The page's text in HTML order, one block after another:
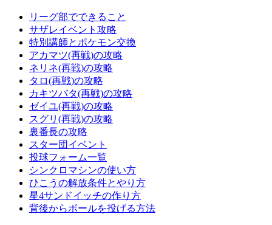
リーグ部でできること
サザレイベント攻略
特別講師とポケモン交換
アカマツ(再戦)の攻略
ネリネ(再戦)の攻略
タロ(再戦)の攻略
カキツバタ(再戦)の攻略
ゼイユ(再戦)の攻略
スグリ(再戦)の攻略
裏番長の攻略
スター団イベント
投球フォーム一覧
シンクロマシンの使い方
ひこうの解放条件とやり方
星4サンドイッチの作り方
背後からボールを投げる方法